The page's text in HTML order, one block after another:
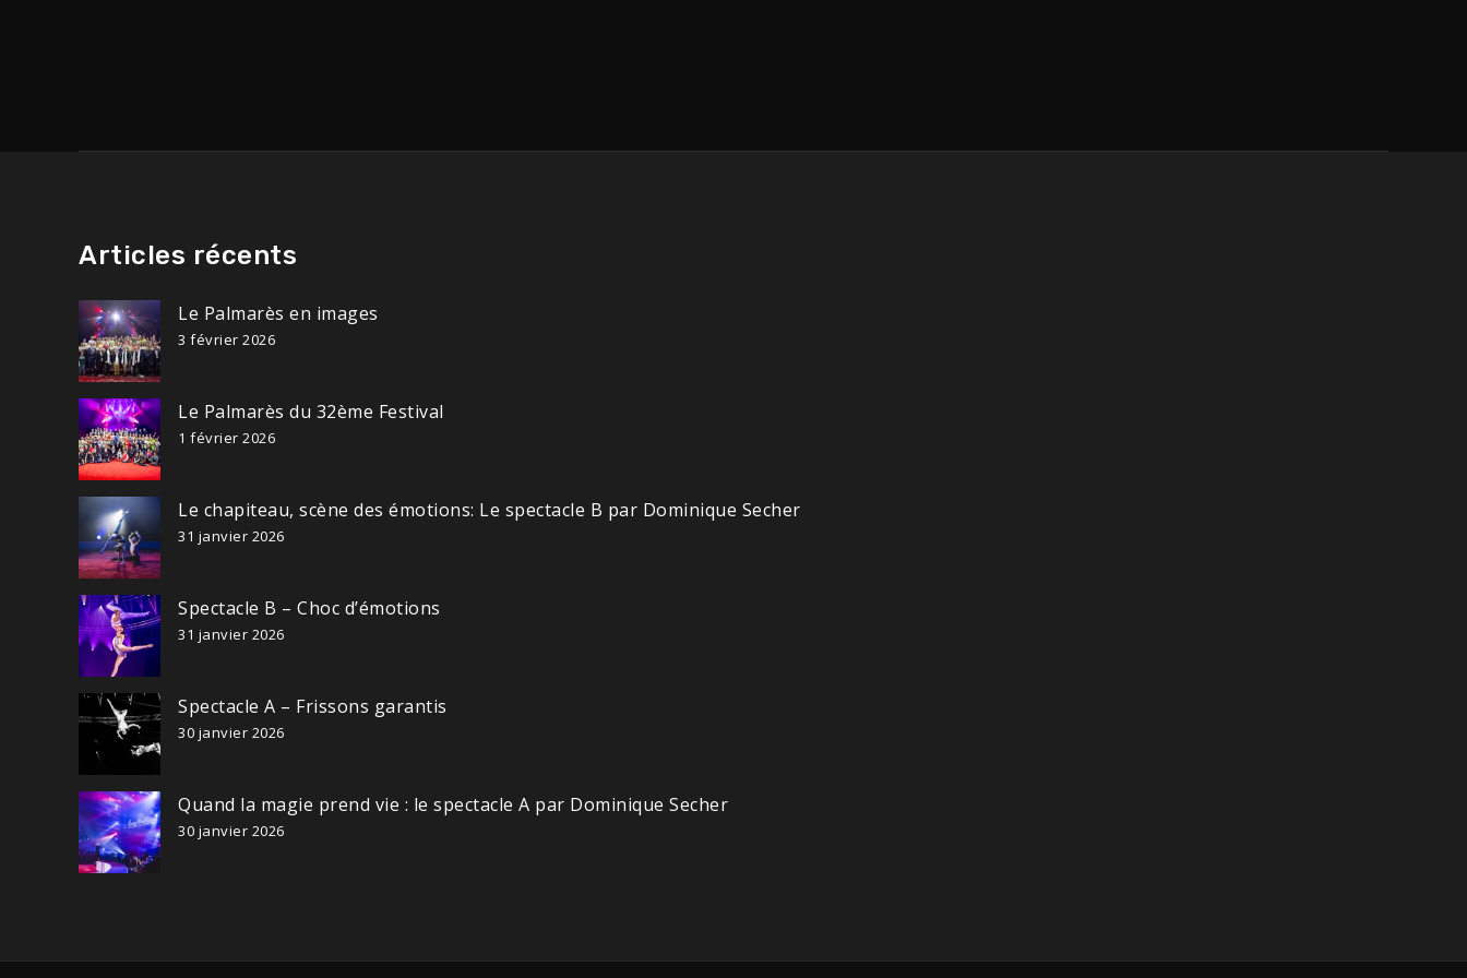
Articles récents
Le Palmarès en images
3 février 2026
Le Palmarès du 32ème Festival
1 février 2026
Le chapiteau, scène des émotions: Le spectacle B par Dominique Secher
31 janvier 2026
Spectacle B – Choc d’émotions
31 janvier 2026
Spectacle A – Frissons garantis
30 janvier 2026
Quand la magie prend vie : le spectacle A par Dominique Secher
30 janvier 2026